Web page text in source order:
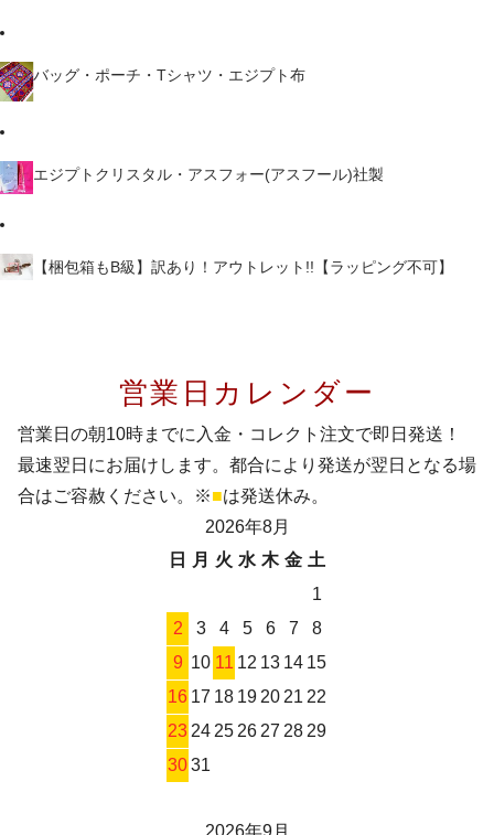
バッグ・ポーチ・Tシャツ・エジプト布
エジプトクリスタル・アスフォー(アスフール)社製
【梱包箱もB級】訳あり！アウトレット!!【ラッピング不可】
営業日カレンダー
営業日の朝10時までに入金・コレクト注文で即日発送！
最速翌日にお届けします。都合により発送が翌日となる場
合はご容赦ください。※■は発送休み。
2026年8月
日
月 火 水 木 金 土
1
2
3 4 5 6 7
8
9 10 11 12 13 14 15
16 17 18 19202122
2324252627 2829
3031